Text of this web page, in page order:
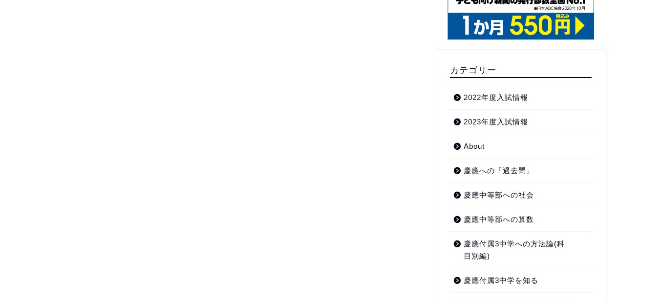
カテゴリー
2022年度入試情報
2023年度入試情報
About
慶應への「過去問」
慶應中等部への社会
慶應中等部への算数
慶應付属3中学への方法論(科
目別編)
慶應付属3中学を知る